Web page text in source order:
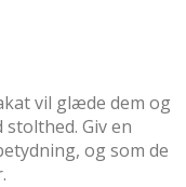
vil glæde dem og
Giv en
og som de